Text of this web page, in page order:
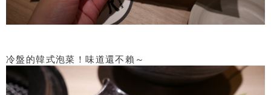
冷盤的韓式泡菜！味道還不賴～